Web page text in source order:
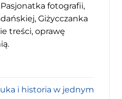
fotografii,
Giżycczanka
treści, oprawę
i historia w jednym